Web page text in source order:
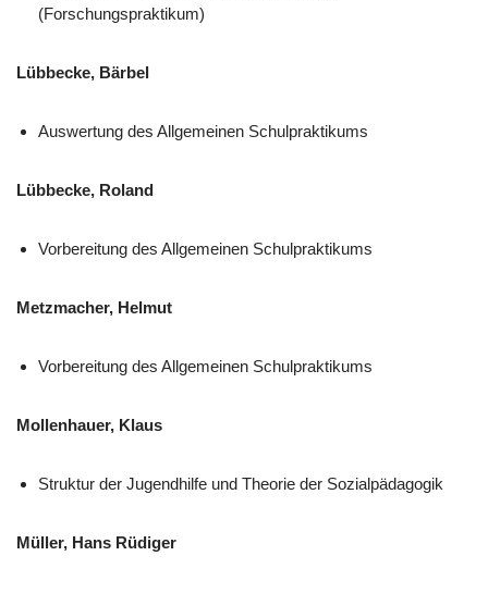
(Forschungspraktikum)
Lübbecke, Bärbel
Auswertung des Allgemeinen Schulpraktikums
Lübbecke, Roland
Vorbereitung des Allgemeinen Schulpraktikums
Metzmacher, Helmut
Vorbereitung des Allgemeinen Schulpraktikums
Mollenhauer, Klaus
Struktur der Jugendhilfe und Theorie der Sozialpädagogik
Müller, Hans Rüdiger